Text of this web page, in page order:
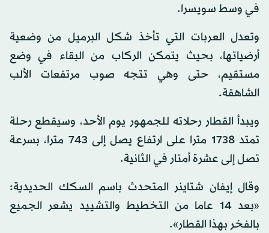
في وسط سويسرا.
وتعدل العربات التي تأخذ شكل البرميل من وضعية
أرضياتها، بحيث يتمكن الركاب من البقاء في وضع
مستقيم، حتى وهي تتجه صوب مرتفعات الألب
الشاهقة.
ويبدأ القطار رحلاته للجمهور يوم الأحد، وسيقطع رحلة
تمتد 1738 مترا على ارتفاع يصل إلى 743 مترا، بسرعة
تصل إلى عشرة أمتار في الثانية.
وقال إيفان شتاينر المتحدث باسم السكك الحديدية:
«بعد 14 عاما من التخطيط والتشييد يشعر الجميع
بالفخر بهذا القطار».